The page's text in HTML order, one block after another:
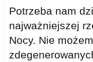
Potrzeba nam
najważniejszej
Nocy. Nie